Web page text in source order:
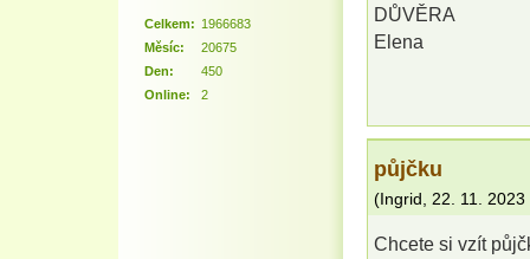
Online: 2
Celkem: 1966683
Měsíc:
20675
Den:
450
DŮVĚRA
Elena
půjčku
(Ingrid 22. 11. 2023
Chcete si vzít